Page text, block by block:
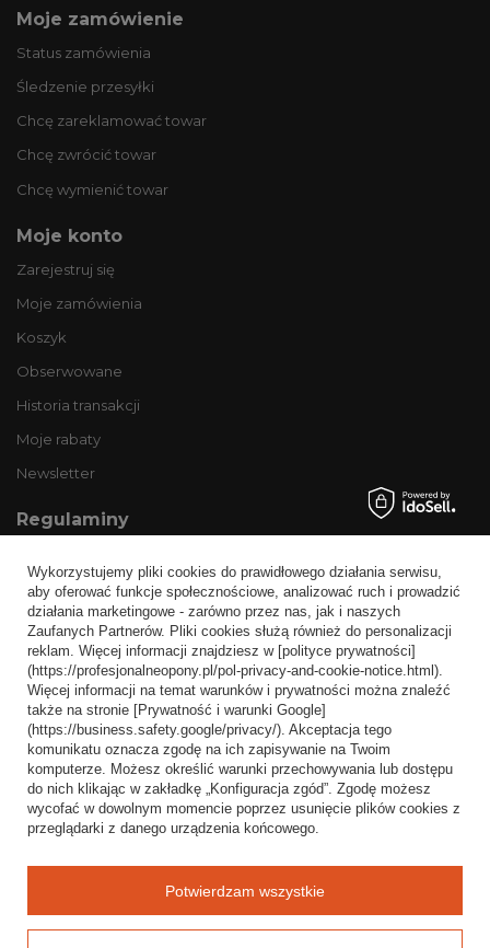
Moje zamówienie
Status zamówienia
Śledzenie przesyłki
Chcę zareklamować towar
Chcę zwrócić towar
Chcę wymienić towar
Moje konto
Zarejestruj się
Moje zamówienia
Koszyk
Obserwowane
Historia transakcji
Moje rabaty
Newsletter
Regulaminy
Wysyłka
Sposoby płatności i prowizje
Regulamin
Polityka prywatności
Odstąpienie od umowy
Popularne kategorie
Opony bezdętkowe
Opony dętkowe
Wykorzystujemy pliki cookies do prawidłowego działania serwisu,
aby oferować funkcje społecznościowe, analizować ruch i prowadzić
działania marketingowe - zarówno przez nas, jak i naszych
Zaufanych Partnerów. Pliki cookies służą również do personalizacji
reklam. Więcej informacji znajdziesz w [polityce prywatności]
(https://profesjonalneopony.pl/pol-privacy-and-cookie-notice.html).
Więcej informacji na temat warunków i prywatności można znaleźć
także na stronie [Prywatność i warunki Google]
(https://business.safety.google/privacy/). Akceptacja tego
komunikatu oznacza zgodę na ich zapisywanie na Twoim
komputerze. Możesz określić warunki przechowywania lub dostępu
do nich klikając w zakładkę „Konfiguracja zgód”. Zgodę możesz
wycofać w dowolnym momencie poprzez usunięcie plików cookies z
przeglądarki z danego urządzenia końcowego.
Potwierdzam wszystkie